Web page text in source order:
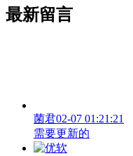
最新留言
菌君02-07 01:21:21
需要更新的